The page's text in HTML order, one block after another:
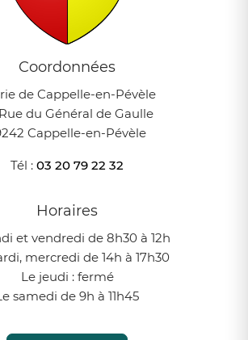
Coordonnées
de Cappelle-en-Pévèle
du Général de Gaulle
Cappelle-en-Pévèle
Tél : 03 20 79 22 32
Horaires
et vendredi de 8h30 à 12h
mercredi de 14h à 17h30
Le jeudi : fermé
samedi de 9h à 11h45